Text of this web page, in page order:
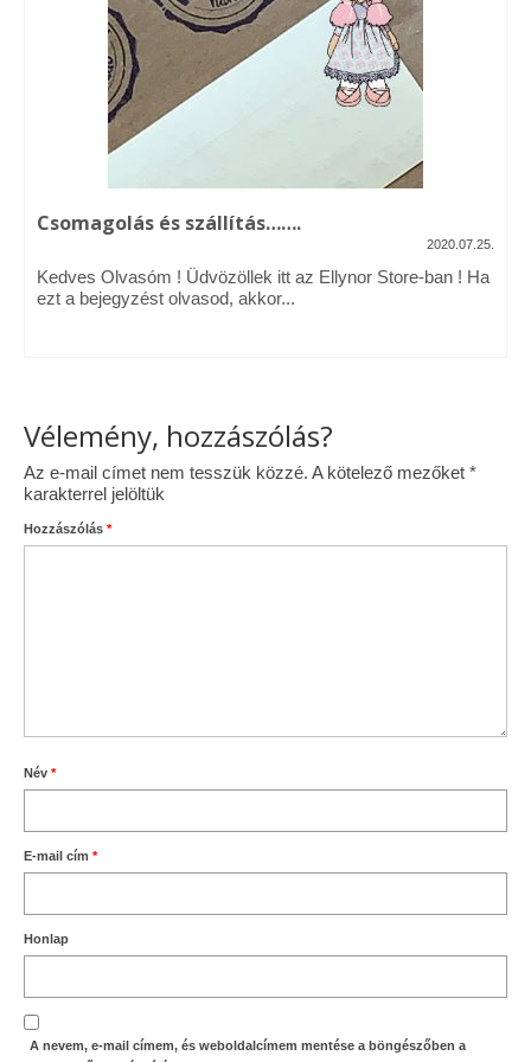
Vásárok, ahol velem is találkozhattál…
Alapanyagok, kellékek
A termékek tisztítása
Ellynor története
Adatkezelési tájékoztató
Általános Szerződési Feltételek
Csomagolás és szállítás…….
2020.07.25.
Kedves Olvasóm ! Üdvözöllek itt az Ellynor Store-ban ! Ha
ezt a bejegyzést olvasod, akkor...
Vélemény, hozzászólás?
Az e-mail címet nem tesszük közzé. A kötelező mezőket *
karakterrel jelöltük
Hozzászólás *
Név *
E-mail cím *
Honlap
A nevem, e-mail címem, és weboldalcímem mentése a böngészőben a